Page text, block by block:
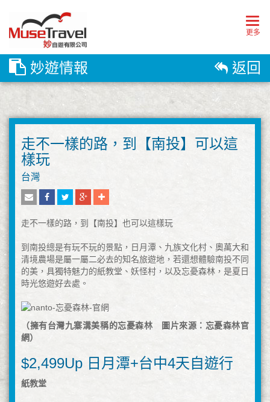
更多
妙遊情報 返回
走不一樣的路，到【南投】可以這
樣玩
台灣
走不一樣的路，到【南投】也可以這樣玩
到南投總是有玩不玩的景點，日月潭、九族文化村、奧萬大和
清境農場是屬一屬二必去的知名旅遊地，若還想體驗南投不同
的美，具獨特魅力的紙教堂、妖怪村，以及忘憂森林，是夏日
時光悠遊好去處。
（擁有台灣九寨溝美稱的忘憂森林 圖片來源：忘憂森林官
網）
$2,499Up 日月潭+台中4天自遊行
紙教堂